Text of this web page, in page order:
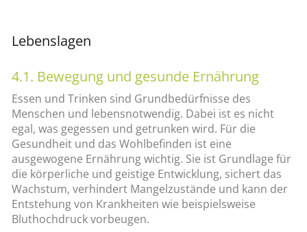
Lebenslagen
4.1. Bewegung und gesunde Ernährung
Essen und Trinken sind Grundbedürfnisse des
Menschen und lebensnotwendig. Dabei ist es nicht
egal, was gegessen und getrunken wird. Für die
Gesundheit und das Wohlbefinden ist eine
ausgewogene Ernährung wichtig. Sie ist Grundlage für
die körperliche und geistige Entwicklung, sichert das
Wachstum, verhindert Mangelzustände und kann der
Entstehung von Krankheiten wie beispielsweise
Bluthochdruck vorbeugen.